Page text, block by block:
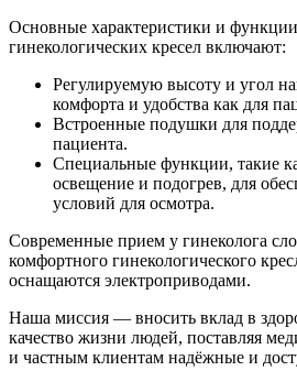
Основные характеристики и
гинекологических кресел включают:
Регулируемую высоту и угол
комфорта и удобства как для
Встроенные подушки для
пациента.
Специальные функции, такие
освещение и подогрев, для
условий для осмотра.
Современные прием у гинеколога
комфортного гинекологического
оснащаются электроприводами.
Наша миссия — вносить вклад в
качество жизни людей, поставляя
и частным клиентам надёжные и